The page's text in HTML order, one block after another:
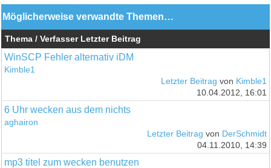
Möglicherweise verwandte Themen…
Thema / Verfasser Letzter Beitrag
WinSCP Fehler alternativ iDM
Kimble1
Letzter Beitrag von Kimble1
10.04.2012, 16:01
6 Uhr wecken aus dem nichts
aghairon
Letzter Beitrag von DerSchmidt
04.11.2010, 14:39
mp3 titel zum wecken benutzen